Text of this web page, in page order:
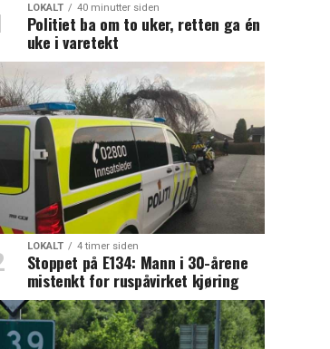
LOKALT 40 minutter siden
Politiet ba om to uker, retten ga én
uke i varetekt
LOKALT 4 timer siden
Stoppet på E134: Mann i 30-årene
mistenkt for ruspåvirket kjøring